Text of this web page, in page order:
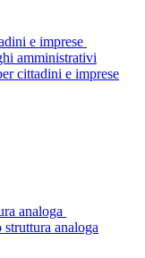
e imprese
amministrativi
cittadini e imprese
analoga
analoga